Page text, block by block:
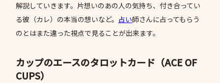
解説していきます。片想いのあの人の気持ち、付き合ってい
る彼（カレ）の本当の想いなど。 占い師さんに占ってもらう
のとはまた違った視点で見ることが出来ます。
カップのエースのタロットカード（ACE OF
CUPS）